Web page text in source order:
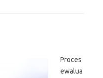
Proces
ewalua